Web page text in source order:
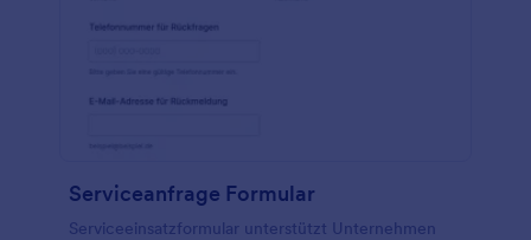
Serviceanfrage Formular
Serviceeinsatzformular unterstützt Unternehmen